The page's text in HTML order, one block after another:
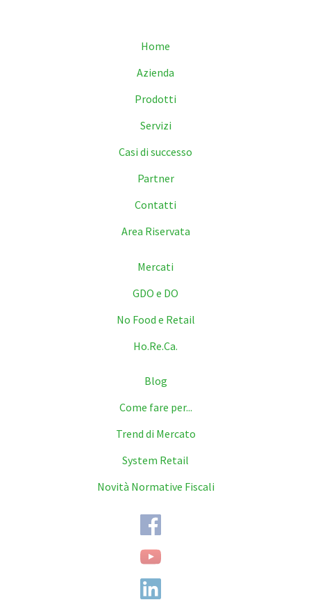
Home
Azienda
Prodotti
Servizi
Casi di successo
Partner
Contatti
Area Riservata
Mercati
GDO e DO
No Food e Retail
Ho.Re.Ca.
Blog
Come fare per...
Trend di Mercato
System Retail
Novità Normative Fiscali